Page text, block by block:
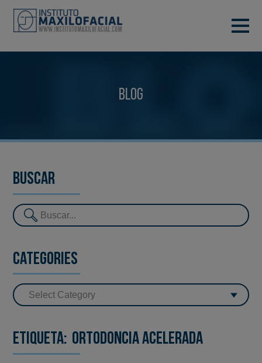
Blog
Buscar
Categories
Etiqueta: ortodoncia acelerada